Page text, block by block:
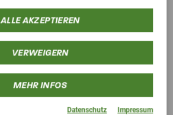
ALLE AKZEPTIEREN
VERWEIGERN
MEHR INFOS
Datenschutz Impressum